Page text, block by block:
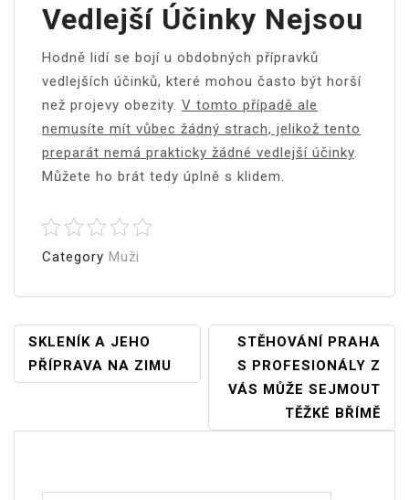
Vedlejší Účinky Nejsou
Hodně lidí se bojí u obdobných přípravků
vedlejších účinků, které mohou často být horší
než projevy obezity. V tomto případě ale
nemusíte mít vůbec žádný strach, jelikož tento
preparát nemá prakticky žádné vedlejší účinky.
Můžete ho brát tedy úplně s klidem.
Category Muži
Navigace
Pro
SKLENÍK A JEHO
PŘÍPRAVA NA ZIMU
STĚHOVÁNÍ PRAHA
S PROFESIONÁLY Z
VÁS MŮŽE SEJMOUT
TĚŽKÉ BŘÍMĚ